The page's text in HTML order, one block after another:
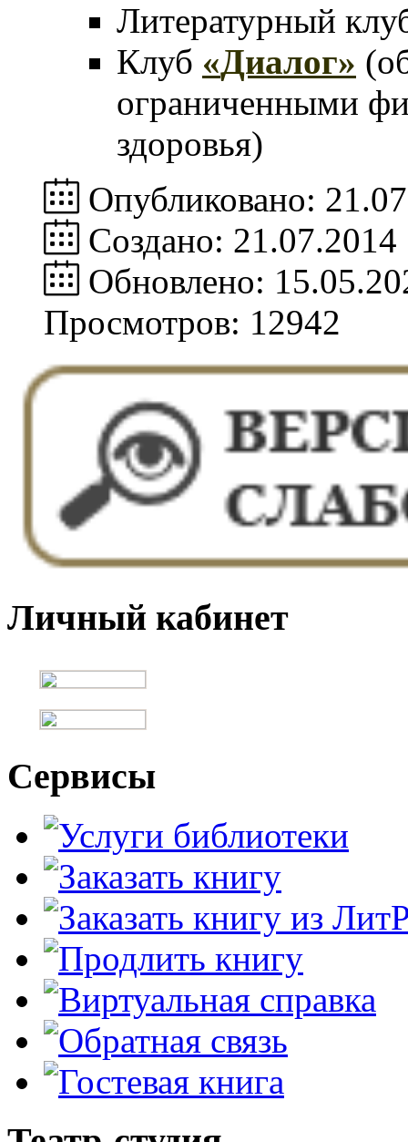
Литературный
Клуб «Диалог»
ограниченными
здоровья)
Опубликовано:
Создано: 21.07.2014
Обновлено:
Просмотров: 12942
Личный кабинет
Сервисы